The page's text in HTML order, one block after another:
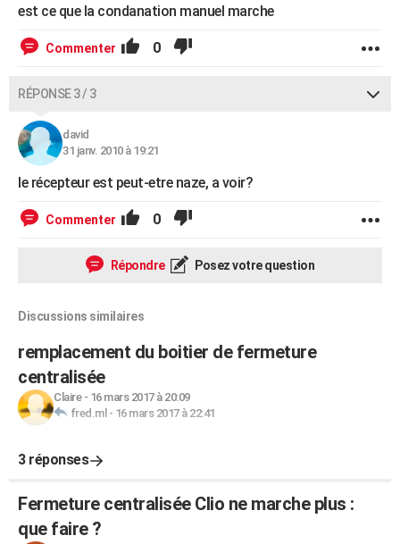
est ce que la condanation manuel marche
Commenter 0
RÉPONSE 3 / 3
david
31 janv. 2010 à 19:21
le récepteur est peut-etre naze, a voir?
Commenter 0
Répondre Posez votre question
Discussions similaires
remplacement du boitier de fermeture
centralisée
Claire- 16 mars 2017 à 20:09
fred.ml - 16 mars 2017 à 22:41
3 réponses
Fermeture centralisée Clio ne marche plus :
que faire ?